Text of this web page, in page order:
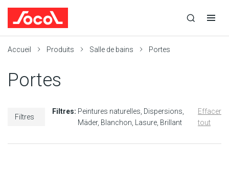
recherche
recherche
navigation
Accueil Produits Salle de bains Portes
Portes
Filtres
Filtres: Peintures naturelles Dispersions
Mäder Blanchon Lasure Brillant
Effacer
tout